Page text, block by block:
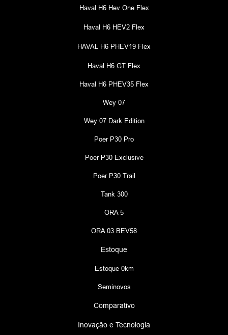
Haval H6 Hev One Flex
Haval H6 HEV2 Flex
HAVAL H6 PHEV19 Flex
Haval H6 GT Flex
Haval H6 PHEV35 Flex
Wey 07
Wey 07 Dark Edition
Poer P30 Pro
Poer P30 Exclusive
Poer P30 Trail
Tank 300
ORA 5
ORA 03 BEV58
Estoque
Estoque 0km
Seminovos
Comparativo
Inovação e Tecnologia